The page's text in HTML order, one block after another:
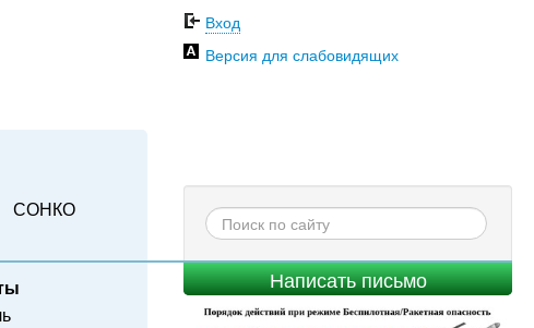
СОНКО
Вход
Версия для слабовидящих
Написать письмо